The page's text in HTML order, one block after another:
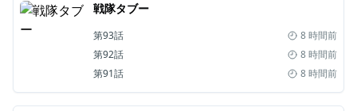
戦隊タブー
第93話
8 時間前
第92話
8 時間前
第91話
8 時間前